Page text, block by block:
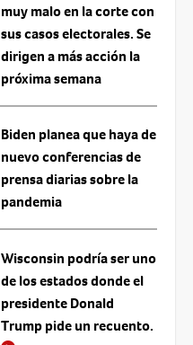
muy malo en la corte con
sus casos electorales. Se
dirigen a más acción la
próxima semana
Biden planea que haya de
nuevo conferencias de
prensa diarias sobre la
pandemia
Wisconsin podría ser uno
de los estados donde el
presidente Donald
Trump pide un recuento.